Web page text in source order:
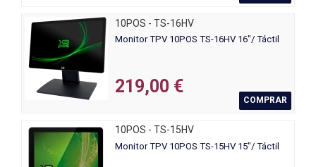
10POS - TS-16HV
Monitor TPV 10POS TS-16HV 16"/ Táctil
219,00 €
COMPRAR
10POS - TS-15HV
Monitor TPV 10POS TS-15HV 15"/ Táctil